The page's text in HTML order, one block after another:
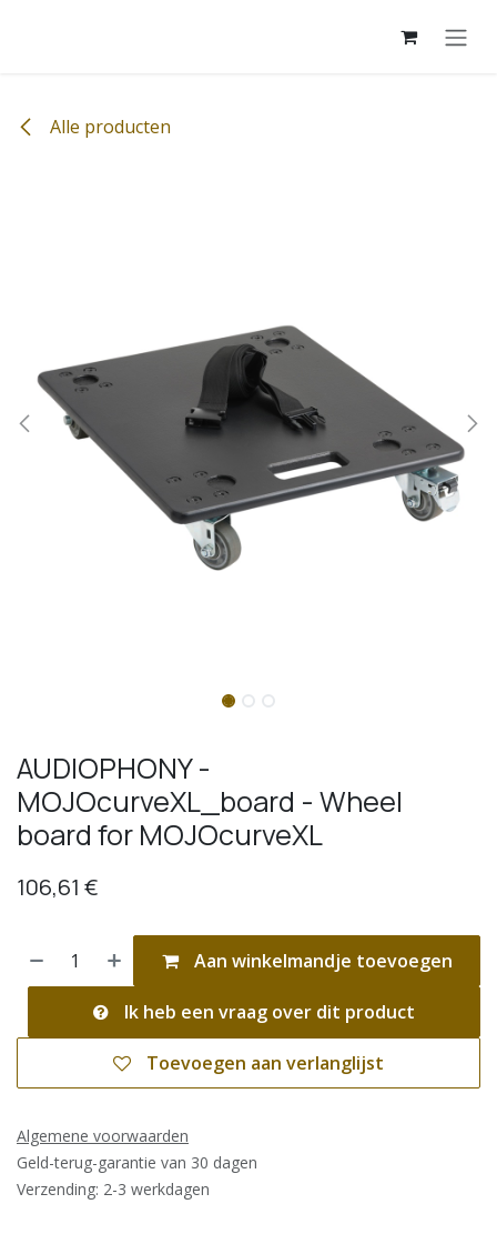
Alle producten
AUDIOPHONY -
MOJOcurveXL_board - Wheel
board for MOJOcurveXL
106,61 €
Aan winkelmandje toevoegen
Ik heb een vraag over dit product
Toevoegen aan verlanglijst
Algemene voorwaarden
Geld-terug-garantie van 30 dagen
Verzending: 2-3 werkdagen